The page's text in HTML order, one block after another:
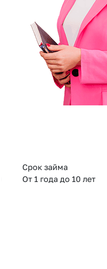
Срок займа
От 1 года до 10 лет